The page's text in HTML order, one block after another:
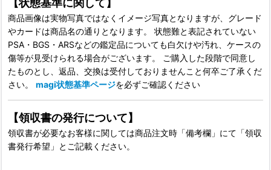
【状態基準に関して】
商品画像は実物写真ではなくイメージ写真となりますが、グレード
やカードは商品名の通りとなります。 状態難と表記されていない
PSA・BGS・ARSなどの鑑定品についても白欠けや汚れ、ケースの
傷等が見受けられる場合がございます。 ご購入した段階で同意し
たものとし、返品、交換は受付しておりませんこと何卒ご了承くだ
さい。 magi状態基準ページを必ずご確認ください
【領収書の発行について】
領収書が必要なお客様に関しては商品注文時「備考欄」にて「領収
書発行希望」とご記載ください。